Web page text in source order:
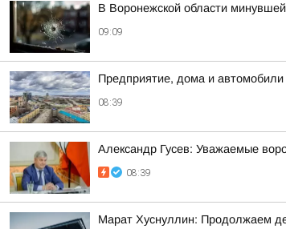
В Воронежской области
09:09
Предприятие, дома и
08:39
Александр Гусев: Уважаемые
08:39
Марат Хуснуллин: Продолжаем